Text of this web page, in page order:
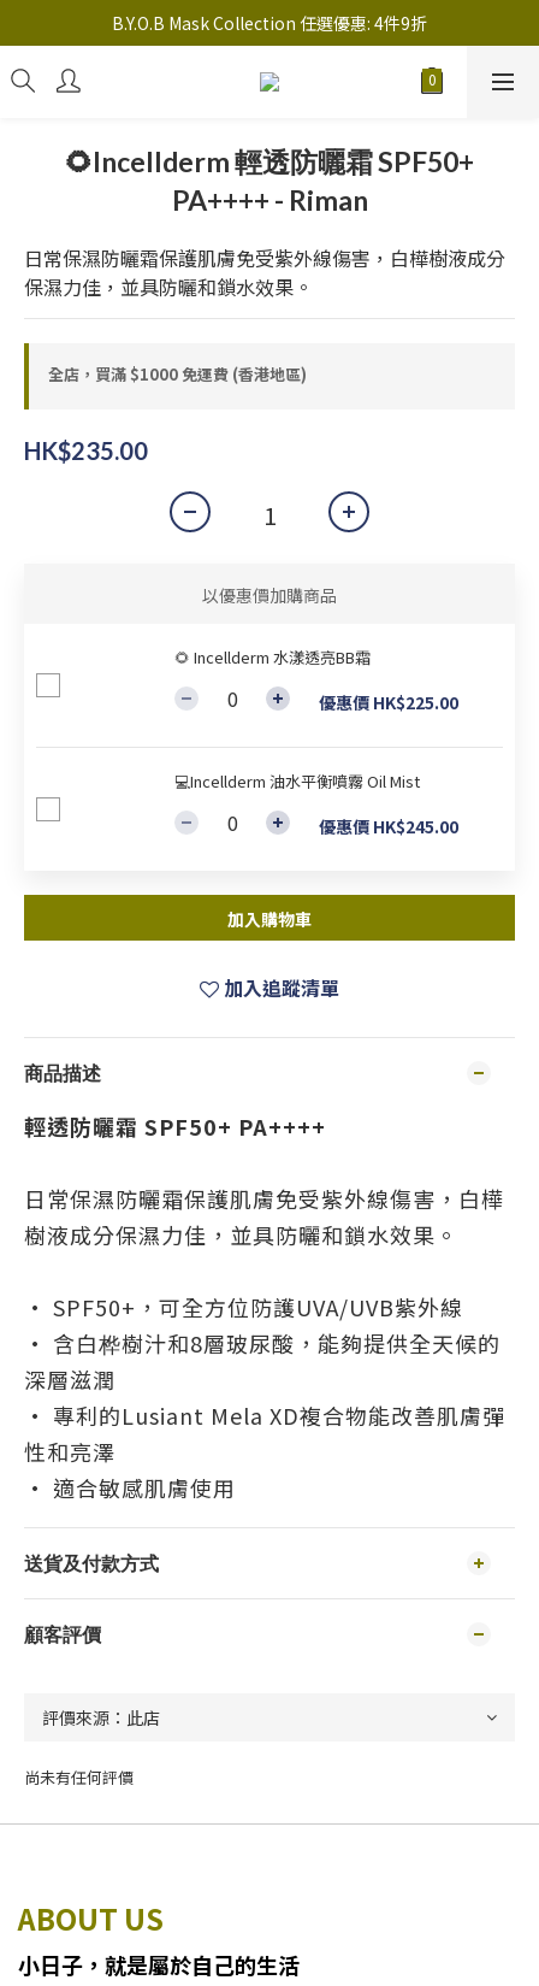
註冊新會員送 $20 馬上使用，會員可享指定產品「​專享價」
B.Y.O.B Mask Collection 任選優惠: 4件9折
註冊新會員送 $20 馬上使用，會員可享指定產品「​專享價」
🌻Incellderm 輕透防曬霜 SPF50+
PA++++ - Riman
日常保濕防曬霜保護肌膚免受紫外線傷害，白樺樹液成分
保濕力佳，並具防曬和鎖水效果。
全店，買滿 $1000 免運費 (香港地區)
HK$235.00
以優惠價加購商品
🌻 Incellderm 水漾透亮BB霜
優惠價 HK$225.00
💻Incellderm 油水平衡噴霧 Oil Mist
優惠價 HK$245.00
加入購物車
加入追蹤清單
商品描述
輕透防曬霜 SPF50+ PA++++
日常保濕防曬霜保護肌膚免受紫外線傷害，白樺
樹液成分保濕力佳，並具防曬和鎖水效果。
• SPF50+，可全方位防護UVA/UVB紫外線
• 含白桦樹汁和8層玻尿酸，能夠提供全天候的
深層滋潤
• 專利的Lusiant Mela XD複合物能改善肌膚彈
性和亮澤
• 適合敏感肌膚使用
送貨及付款方式
顧客評價
尚未有任何評價
ABOUT US
小日子 ， 就是屬於自己的生活